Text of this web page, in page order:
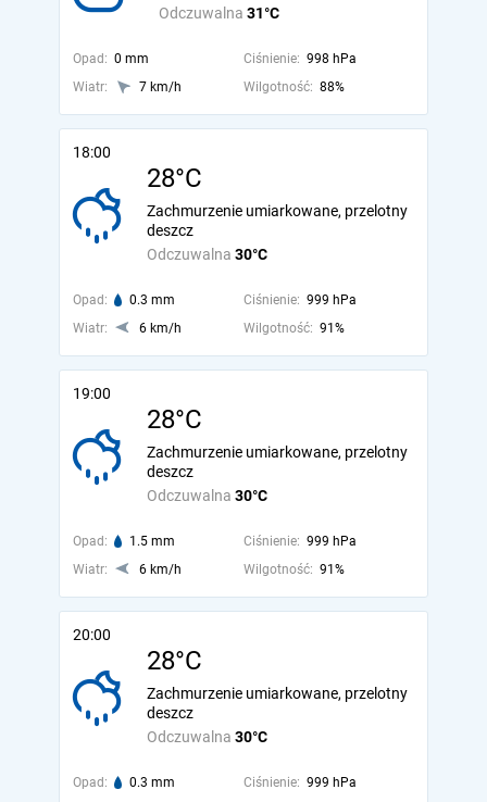
Odczuwalna 31°C
Opad: 0 mm Ciśnienie: 998 hPa
Wiatr:
7 km/h Wilgotność: 88%
18:00
28°C
Odczuwalna 30°C
Zachmurzenie umiarkowane, przelotny
deszcz
Opad: 0.3 mm Ciśnienie: 999 hPa
Wiatr:
6 km/h Wilgotność: 91%
19:00
28°C
Odczuwalna 30°C
Zachmurzenie umiarkowane, przelotny
deszcz
Opad: 1.5 mm Ciśnienie: 999 hPa
Wiatr:
6 km/h Wilgotność: 91%
20:00
28°C
Odczuwalna 30°C
Zachmurzenie umiarkowane, przelotny
deszcz
Opad: 0.3 mm Ciśnienie: 999 hPa